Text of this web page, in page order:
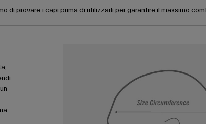
di provare i capi prima di utilizzarli per garantire il massimo